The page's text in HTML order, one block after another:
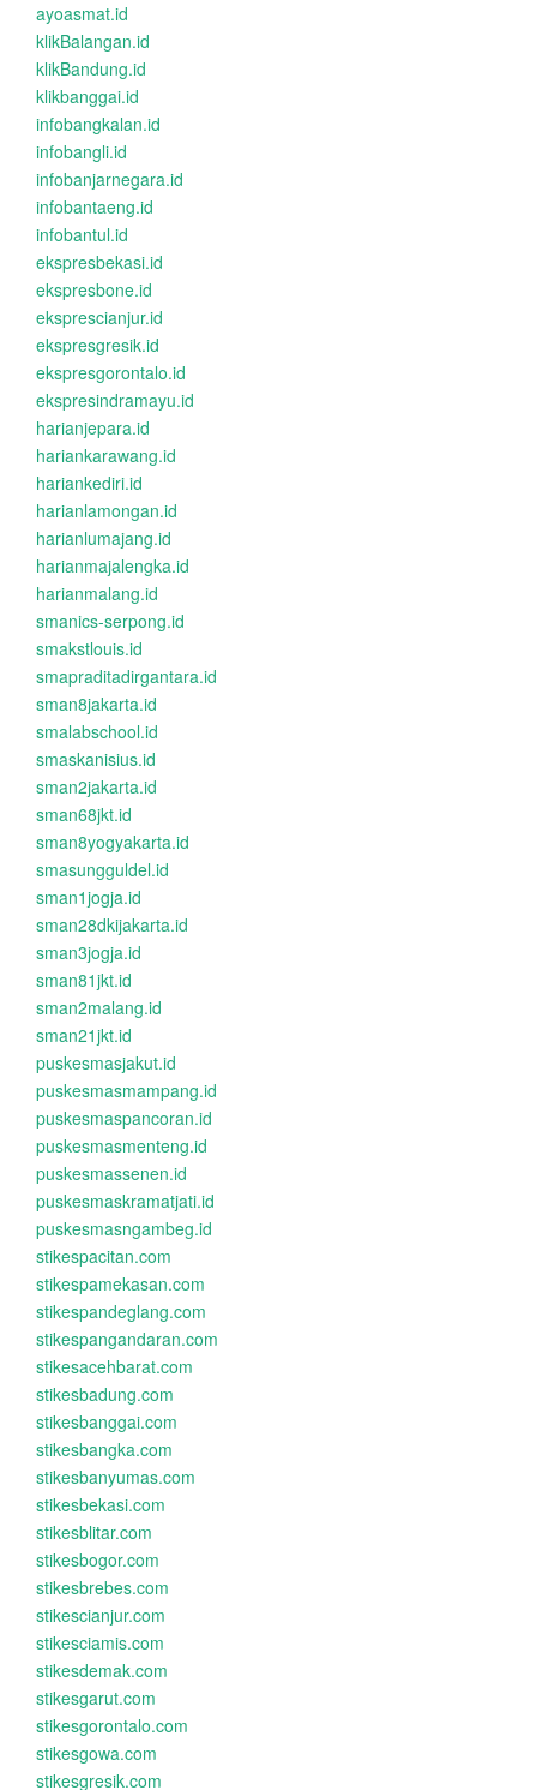
ayoasmat.id
klikBalangan.id
klikBandung.id
klikbanggai.id
infobangkalan.id
infobangli.id
infobanjarnegara.id
infobantaeng.id
infobantul.id
ekspresbekasi.id
ekspresbone.id
eksprescianjur.id
ekspresgresik.id
ekspresgorontalo.id
ekspresindramayu.id
harianjepara.id
hariankarawang.id
hariankediri.id
harianlamongan.id
harianlumajang.id
harianmajalengka.id
harianmalang.id
smanics-serpong.id
smakstlouis.id
smapraditadirgantara.id
sman8jakarta.id
smalabschool.id
smaskanisius.id
sman2jakarta.id
sman68jkt.id
sman8yogyakarta.id
smasungguldel.id
sman1jogja.id
sman28dkijakarta.id
sman3jogja.id
sman81jkt.id
sman2malang.id
sman21jkt.id
puskesmasjakut.id
puskesmasmampang.id
puskesmaspancoran.id
puskesmasmenteng.id
puskesmassenen.id
puskesmaskramatjati.id
puskesmasngambeg.id
stikespacitan.com
stikespamekasan.com
stikespandeglang.com
stikespangandaran.com
stikesacehbarat.com
stikesbadung.com
stikesbanggai.com
stikesbangka.com
stikesbanyumas.com
stikesbekasi.com
stikesblitar.com
stikesbogor.com
stikesbrebes.com
stikescianjur.com
stikesciamis.com
stikesdemak.com
stikesgarut.com
stikesgorontalo.com
stikesgowa.com
stikesgresik.com